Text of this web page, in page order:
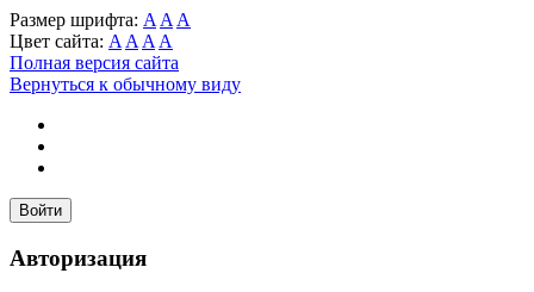
Размер шрифта: A A A
Цвет сайта: A A A A
Полная версия сайта
Вернуться к обычному виду
Войти
Авторизация